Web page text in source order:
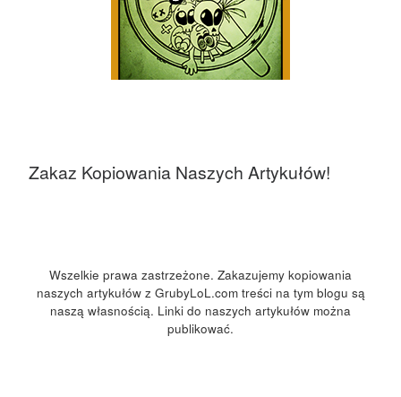
Zakaz Kopiowania Naszych Artykułów!
Wszelkie prawa zastrzeżone. Zakazujemy kopiowania
naszych artykułów z GrubyLoL.com treści na tym blogu są
naszą własnością. Linki do naszych artykułów można
publikować.